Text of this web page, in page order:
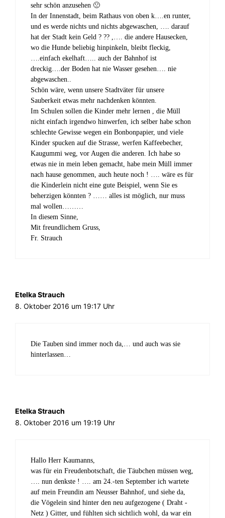
e
n
s
t
e
r
g
e
ö
n
e
t
)
sehr schön anzusehen 🙁
In der Innenstadt, beim Rathaus von oben k….en runter,
und es werde nichts und nichts abgewaschen, …. darauf
hat der Stadt kein Geld ? ?? ,…. die andere Hausecken,
wo die Hunde beliebig hinpinkeln, bleibt fleckig,
….einfach ekelhaft….. auch der Bahnhof ist
dreckig….der Boden hat nie Wasser gesehen…. nie
abgewaschen..
Schön wäre, wenn unsere Stadtväter für unsere
Sauberkeit etwas mehr nachdenken könnten.
Im Schulen sollen die Kinder mehr lernen , die Müll
nicht einfach irgendwo hinwerfen, ich selber habe schon
schlechte Gewisse wegen ein Bonbonpapier, und viele
Kinder spucken auf die Strasse, werfen Kaffeebecher,
Kaugummi weg, vor Augen die anderen. Ich habe so
etwas nie in mein leben gemacht, habe mein Müll immer
nach hause genommen, auch heute noch ! …. wäre es für
die Kinderlein nicht eine gute Beispiel, wenn Sie es
beherzigen könnten ? …… alles ist möglich, nur muss
mal wollen………
In diesem Sinne,
Mit freundlichem Gruss,
Fr. Strauch
Etelka Strauch
8. Oktober 2016 um 19:17 Uhr
Die Tauben sind immer noch da,… und auch was sie
hinterlassen…
Etelka Strauch
8. Oktober 2016 um 19:19 Uhr
Hallo Herr Kaumanns,
was für ein Freudenbotschaft, die Täubchen müssen weg,
…. nun denkste ! …. am 24.-ten September ich wartete
auf mein Freundin am Neusser Bahnhof, und siehe da,
die Vögelein sind hinter den neu aufgezogene ( Draht -
Netz ) Gitter, und fühlten sich sichtlich wohl, da war ein